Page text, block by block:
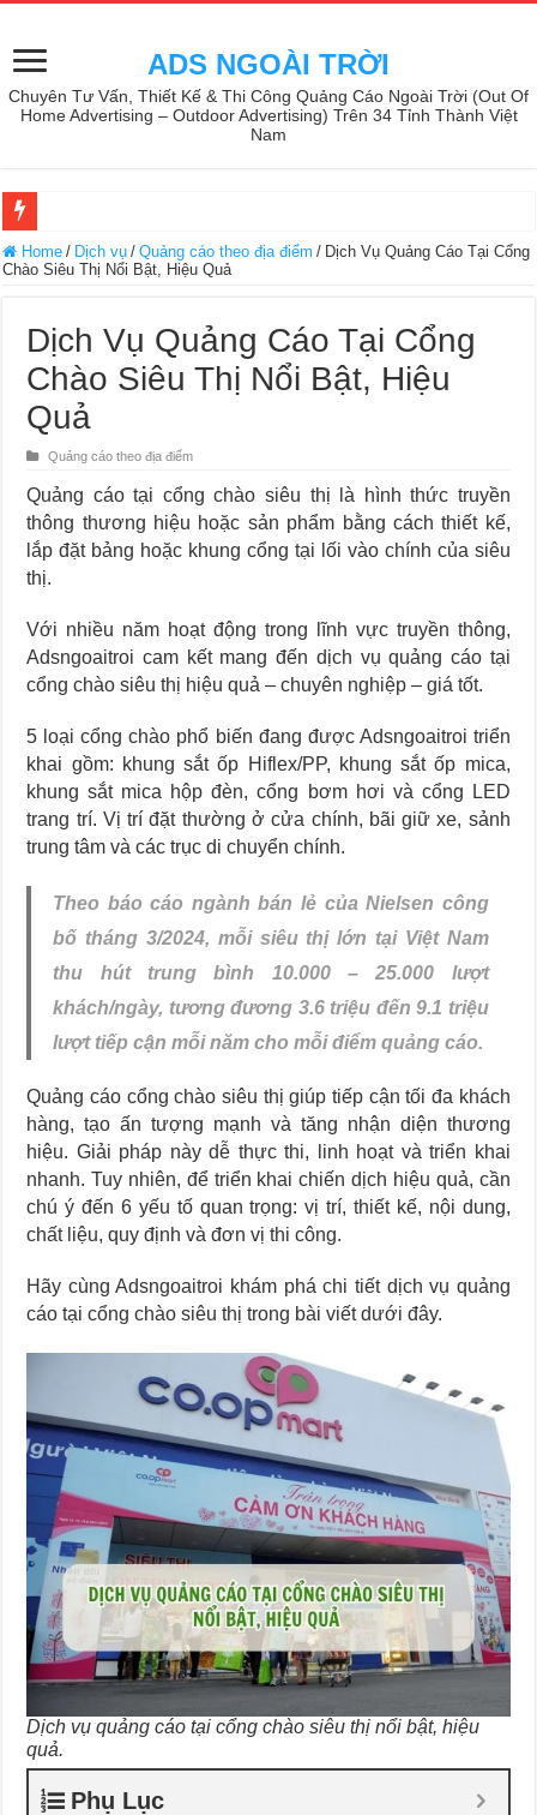
ADS NGOÀI TRỜI
Chuyên Tư Vấn, Thiết Kế & Thi Công Quảng Cáo Ngoài Trời (Out Of
Home Advertising – Outdoor Advertising) Trên 34 Tỉnh Thành Việt
Nam
Home / Dịch vụ / Quảng cáo theo địa điểm / Dịch Vụ Quảng Cáo Tại Cổng
Chào Siêu Thị Nổi Bật, Hiệu Quả
Dịch Vụ Quảng Cáo Tại Cổng
Chào Siêu Thị Nổi Bật, Hiệu
Quả
Quảng cáo theo địa điểm
Quảng cáo tại cổng chào siêu thị là hình thức truyền
thông thương hiệu hoặc sản phẩm bằng cách thiết kế,
lắp đặt bảng hoặc khung cổng tại lối vào chính của siêu
thị.
Với nhiều năm hoạt động trong lĩnh vực truyền thông,
Adsngoaitroi cam kết mang đến dịch vụ quảng cáo tại
cổng chào siêu thị hiệu quả – chuyên nghiệp – giá tốt.
5 loại cổng chào phổ biến đang được Adsngoaitroi triển
khai gồm: khung sắt ốp Hiflex/PP, khung sắt ốp mica,
khung sắt mica hộp đèn, cổng bơm hơi và cổng LED
trang trí. Vị trí đặt thường ở cửa chính, bãi giữ xe, sảnh
trung tâm và các trục di chuyển chính.
Theo báo cáo ngành bán lẻ của Nielsen công
bố tháng 3/2024, mỗi siêu thị lớn tại Việt Nam
thu hút trung bình 10.000 – 25.000 lượt
khách/ngày, tương đương 3.6 triệu đến 9.1 triệu
lượt tiếp cận mỗi năm cho mỗi điểm quảng cáo.
Quảng cáo cổng chào siêu thị giúp tiếp cận tối đa khách
hàng, tạo ấn tượng mạnh và tăng nhận diện thương
hiệu. Giải pháp này dễ thực thi, linh hoạt và triển khai
nhanh. Tuy nhiên, để triển khai chiến dịch hiệu quả, cần
chú ý đến 6 yếu tố quan trọng: vị trí, thiết kế, nội dung,
chất liệu, quy định và đơn vị thi công.
Hãy cùng Adsngoaitroi khám phá chi tiết dịch vụ quảng
cáo tại cổng chào siêu thị trong bài viết dưới đây.
Dịch vụ quảng cáo tại cổng chào siêu thị nổi bật, hiệu
quả.
Phụ Lục